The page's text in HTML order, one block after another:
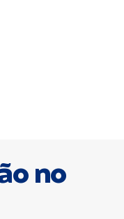
no